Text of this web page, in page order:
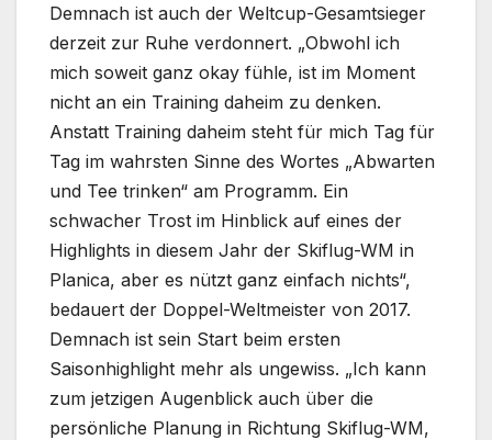
Demnach ist auch der Weltcup-Gesamtsieger
derzeit zur Ruhe verdonnert. „Obwohl ich
mich soweit ganz okay fühle, ist im Moment
nicht an ein Training daheim zu denken.
Anstatt Training daheim steht für mich Tag für
Tag im wahrsten Sinne des Wortes „Abwarten
und Tee trinken“ am Programm. Ein
schwacher Trost im Hinblick auf eines der
Highlights in diesem Jahr der Skiflug-WM in
Planica, aber es nützt ganz einfach nichts“,
bedauert der Doppel-Weltmeister von 2017.
Demnach ist sein Start beim ersten
Saisonhighlight mehr als ungewiss. „Ich kann
zum jetzigen Augenblick auch über die
persönliche Planung in Richtung Skiflug-WM,